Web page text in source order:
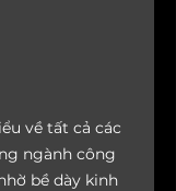
về tất cả các
ngành công
bề dày kinh